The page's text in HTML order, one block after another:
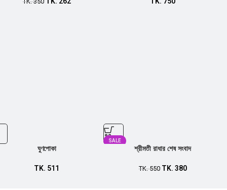
ঘুণপোকা
TK. 511
SALE
শ্রীমতী রাধার শেষ সংবাদ
TK.550 TK. 380